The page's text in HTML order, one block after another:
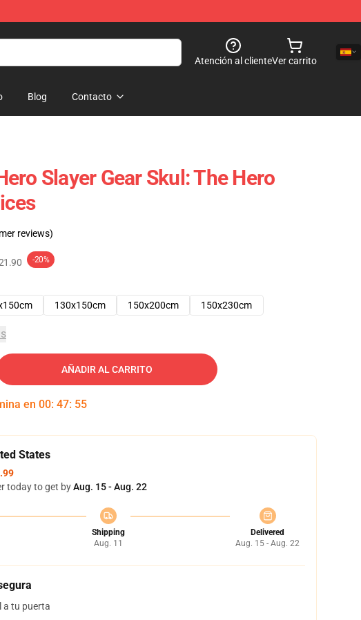
Atención al clienteVer carrito
Blog Contacto
Slayer Gear Skul: The Hero
reviews)
-20%
130x150cm 150x200cm 150x230cm
AÑADIR AL CARRITO
en 00: 47: 54
States
today to get byAug. 15 - Aug. 22
Shipping
Aug. 11
Delivered
Aug. 15 - Aug. 22
a tu puerta